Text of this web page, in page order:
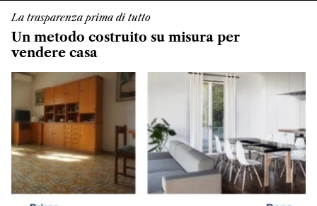
La trasparenza prima di tutto
Un metodo costruito su misura per
vendere casa